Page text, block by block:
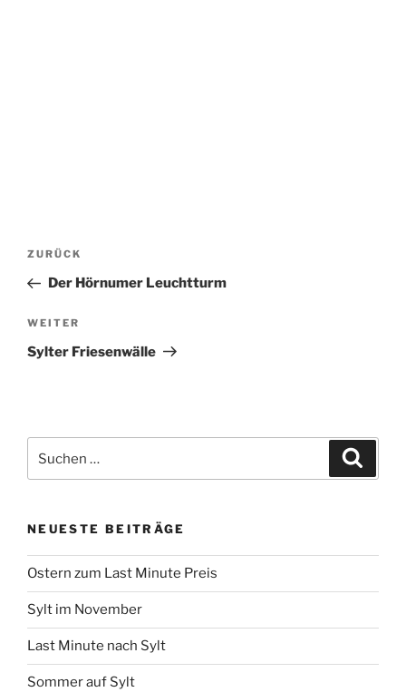
Beitragsnavigation
Vorheriger
Beitrag
ZURÜCK
Der Hörnumer Leuchtturm
Nächster
Beitrag
WEITER
Sylter Friesenwälle
nach:
NEUESTE BEITRÄGE
Ostern zum Last Minute Preis
Sylt im November
Last Minute nach Sylt
Sommer auf Sylt